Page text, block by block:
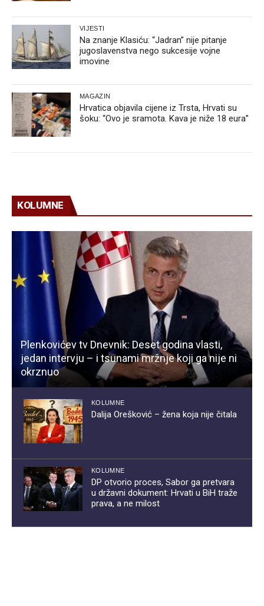
VIJESTI
Na znanje Klasiću: “Jadran” nije pitanje
jugoslavenstva nego sukcesije vojne
imovine
MAGAZIN
Hrvatica objavila cijene iz Trsta, Hrvati su
šoku: “Ovo je sramota. Kava je niže 18 eura”
KOLUMNE
Plenkovićev tv Dnevnik: Deset godina vlasti,
jedan intervju – i tsunami mržnje koji ga nije ni
okrznuo
KOLUMNE
Dalija Orešković – žena koja nije čitala
KOLUMNE
DP otvorio proces, Sabor ga pretvara
u državni dokument: Hrvati u BiH traže
prava, a ne milost